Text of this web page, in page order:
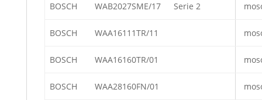
BOSCH WAB2027SME/17 Serie 2
BOSCH WAA16111TR/11
BOSCH WAA16160TR/01
BOSCH WAA28160FN/01